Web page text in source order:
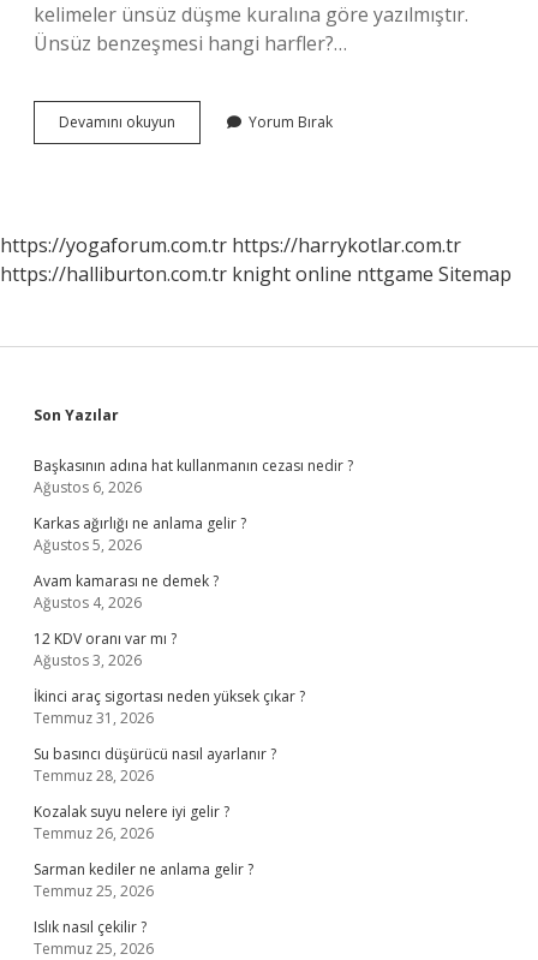
kelimeler ünsüz düşme kuralına göre yazılmıştır.
Ünsüz benzeşmesi hangi harfler?…
Devamını okuyun
Değişimi
Yorum Bırak
https://yogaforum.com.tr https://harrykotlar.com.tr
https://halliburton.com.tr knight online nttgame Sitemap
Sidebar
Son Yazılar
Başkasının adına hat kullanmanın cezası nedir ?
Ağustos 6, 2026
Karkas ağırlığı ne anlama gelir ?
Ağustos 5, 2026
Avam kamarası ne demek ?
Ağustos 4, 2026
12 KDV oranı var mı ?
Ağustos 3, 2026
İkinci araç sigortası neden yüksek çıkar ?
Temmuz 31, 2026
Su basıncı düşürücü nasıl ayarlanır ?
Temmuz 28, 2026
Kozalak suyu nelere iyi gelir ?
Temmuz 26, 2026
Sarman kediler ne anlama gelir ?
Temmuz 25, 2026
Islık nasıl çekilir ?
Temmuz 25, 2026